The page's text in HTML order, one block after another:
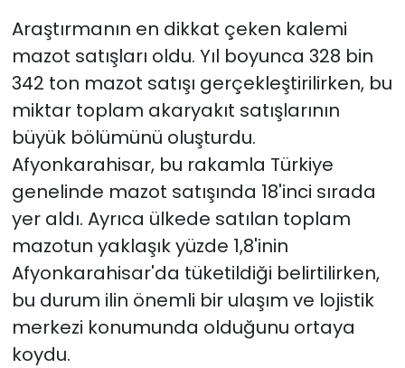
Araştırmanın en dikkat çeken kalemi
mazot satışları oldu. Yıl boyunca 328 bin
342 ton mazot satışı gerçekleştirilirken, bu
miktar toplam akaryakıt satışlarının
büyük bölümünü oluşturdu.
Afyonkarahisar, bu rakamla Türkiye
genelinde mazot satışında 18'inci sırada
yer aldı. Ayrıca ülkede satılan toplam
mazotun yaklaşık yüzde 1,8'inin
Afyonkarahisar'da tüketildiği belirtilirken,
bu durum ilin önemli bir ulaşım ve lojistik
merkezi konumunda olduğunu ortaya
koydu.